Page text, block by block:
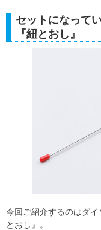
セットになって
『紐とおし』
今回ご紹介するのはダ
とおし』。